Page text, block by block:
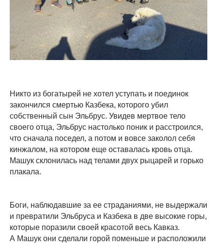
Никто из богатырей не хотел уступать и поединок
закончился смертью Казбека, которого убил
собственный сын Эльбрус. Увидев мертвое тело
своего отца, Эльбрус настолько поник и расстроился,
что сначала поседел, а потом и вовсе заколол себя
кинжалом, на котором еще оставалась кровь отца.
Машук склонилась над телами двух рыцарей и горько
плакала.
Боги, наблюдавшие за ее страданиями, не выдержали
и превратили Эльбруса и Казбека в две высокие горы,
которые поразили своей красотой весь Кавказ.
А Машук они сделали горой поменьше и расположили